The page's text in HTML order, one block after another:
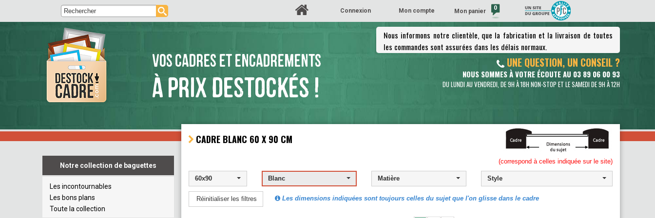
Mon panier 0
(vide)
Mon compte
Connexion
VOS CADRES ET ENCADREMENTS
À PRIX DESTOCKÉS !
Nous informons notre clientèle, que la fabrication et la livraison de toutes
les commandes sont assurées dans les délais normaux.
UNE QUESTION, UN CONSEIL ?
NOUS SOMMES À VOTRE ÉCOUTE AU 03 89 06 00 93
DU LUNDI AU VENDREDI, DE 9H À 18H NON-STOP ET LE SAMEDI DE 9H À 12H
Notre collection de baguettes
Les incontournables
Les bons plans
Toute la collection
CADRE BLANC 60 X 90 CM
(correspond à celles indiquée sur le site)
60x90 Blanc Matière Style
Réinitialiser les filtres Les dimensions indiquées sont toujours celles du sujet que l'on glisse dans le cadre